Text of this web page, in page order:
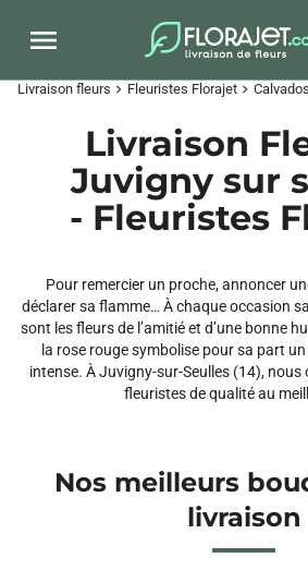
Livraison fleurs chevron_right Fleuristes Florajet chevron_right Calvados
Livraison
Juvigny sur
- Fleuristes
Pour remercier un proche, annoncer
déclarer sa flamme… À chaque occasion
sont les fleurs de l’amitié et d’une bonne
la rose rouge symbolise pour sa part
intense. À Juvigny-sur-Seulles (14),
fleuristes de qualité au
Nos meilleurs
livraison